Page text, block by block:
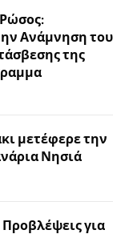
Ανάμνηση του
της
μετέφερε την
Νησιά
για